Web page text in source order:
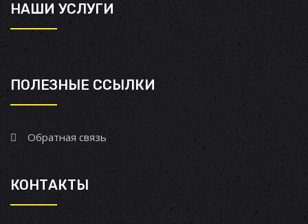
НАШИ УСЛУГИ
ПОЛЕЗНЫЕ ССЫЛКИ
Обратная связь
КОНТАКТЫ